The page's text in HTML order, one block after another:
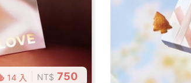
14 入 NT$ 750